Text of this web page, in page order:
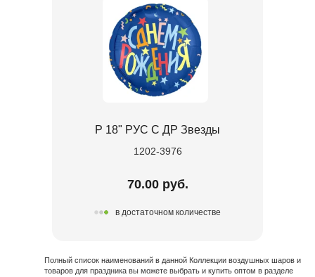
Р 18" РУС С ДР Звезды
1202-3976
70.00 руб.
в достаточном количестве
Полный список наименований в данной Коллекции воздушных шаров и
товаров для праздника вы можете выбрать и купить оптом в разделе